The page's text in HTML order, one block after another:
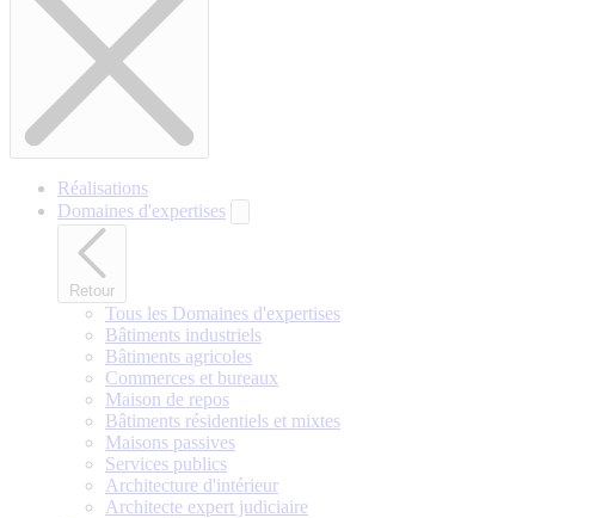
Réalisations
Domaines d'expertises
Retour
Tous les Domaines d'expertises
Bâtiments industriels
Bâtiments agricoles
Commerces et bureaux
Maison de repos
Bâtiments résidentiels et mixtes
Maisons passives
Services publics
Architecture d'intérieur
Architecte expert judiciaire